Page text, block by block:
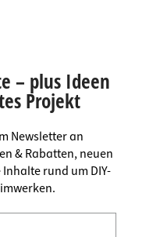
– plus Ideen
Projekt
Newsletter an
& Rabatten, neuen
rund um DIY-